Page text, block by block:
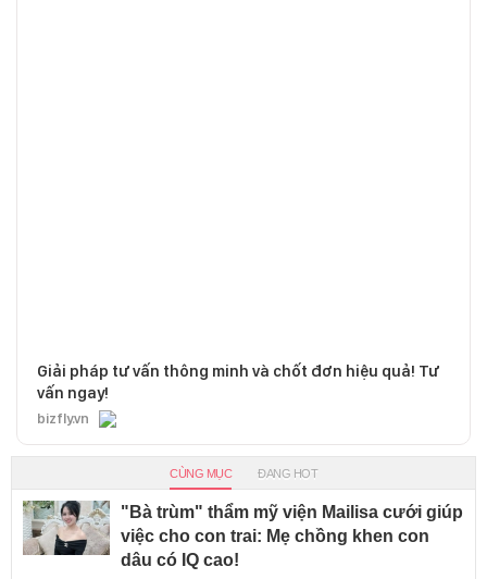
Giải pháp tư vấn thông minh và chốt đơn hiệu quả! Tư
vấn ngay!
bizfly.vn
CÙNG MỤC ĐANG HOT
"Bà trùm" thẩm mỹ viện Mailisa cưới giúp
việc cho con trai: Mẹ chồng khen con
dâu có IQ cao!